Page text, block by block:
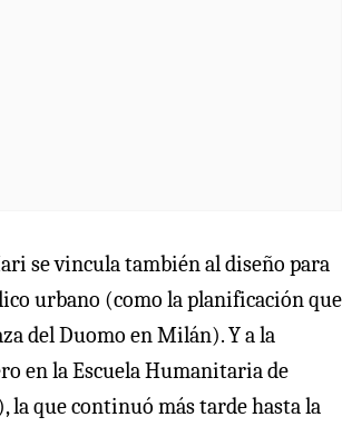
se vincula también al diseño para
urbano (como la planificación que
del Duomo en Milán). Y a la
en la Escuela Humanitaria de
la que continuó más tarde hasta la